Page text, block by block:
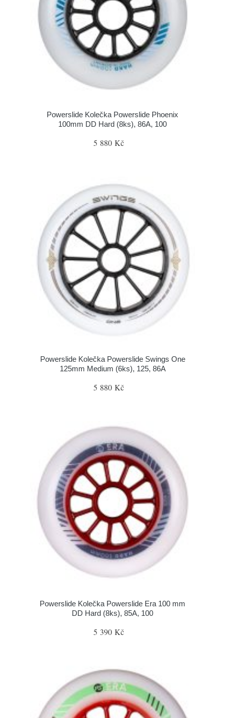
Powerslide Kolečka Powerslide Phoenix
100mm DD Hard (8ks), 86A, 100
5 880 Kč
Powerslide Kolečka Powerslide Swings One
125mm Medium (6ks), 125, 86A
5 880 Kč
Powerslide Kolečka Powerslide Era 100 mm
DD Hard (8ks), 85A, 100
5 390 Kč